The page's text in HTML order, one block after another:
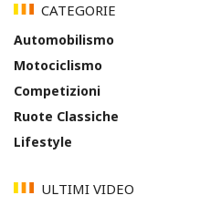
CATEGORIE
Automobilismo
Motociclismo
Competizioni
Ruote Classiche
Lifestyle
ULTIMI VIDEO